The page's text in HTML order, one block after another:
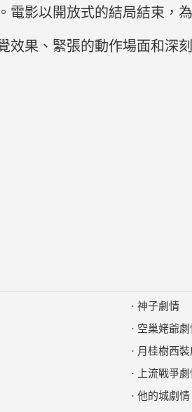
電影以開放式的結局結束，
效果、緊張的動作場面和深
· 神子劇情
· 空巢姥爺劇
· 月桂樹西
·
上流戰爭
· 他的城劇情